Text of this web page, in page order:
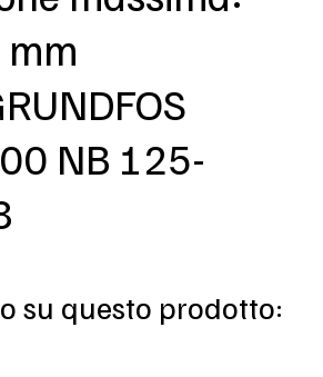
NB 125-
su questo prodotto: